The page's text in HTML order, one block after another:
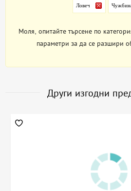
Ловеч
Моля, опитайте търсене по
параметри за да се разшири
Други изгодни